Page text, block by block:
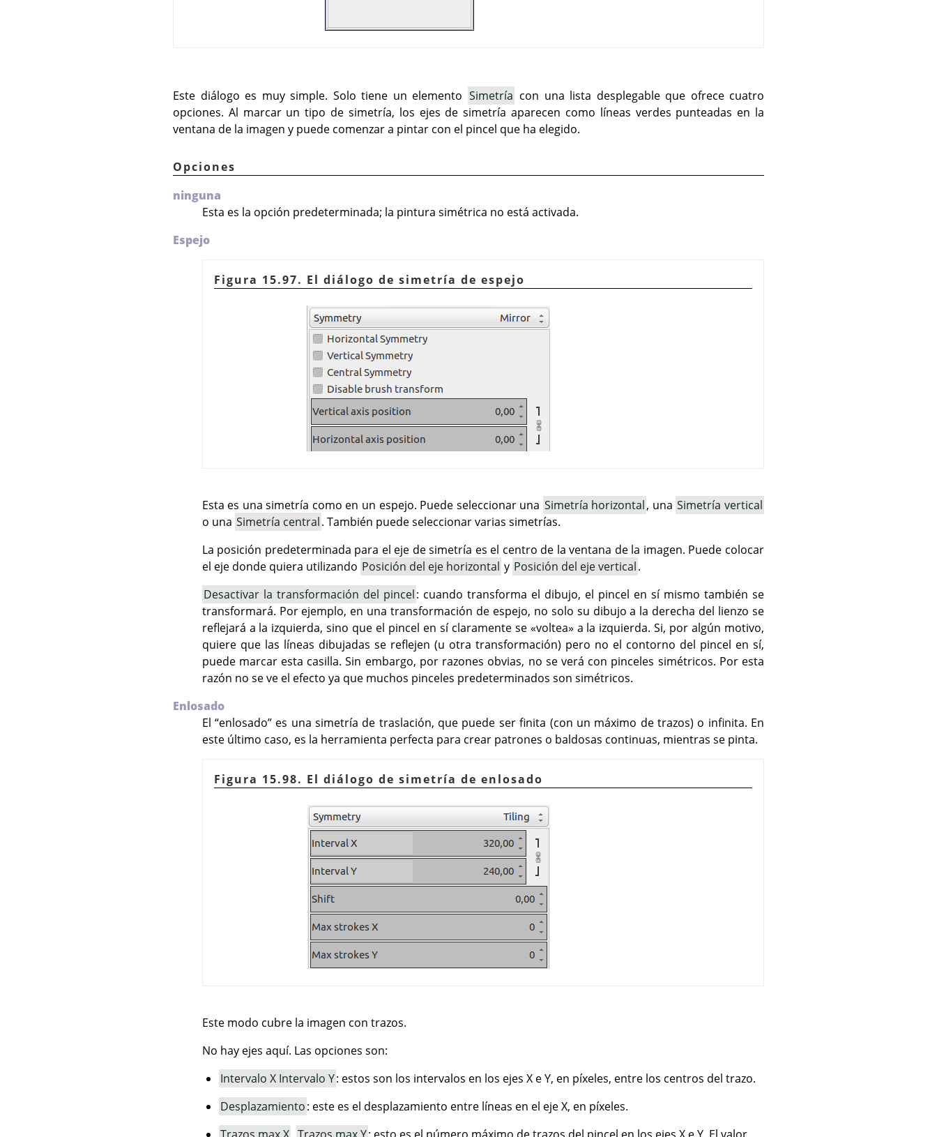
Este diálogo es muy simple. Solo tiene un elemento Simetría con una lista desplegable que ofrece cuatro
opciones. Al marcar un tipo de simetría, los ejes de simetría aparecen como líneas verdes punteadas en la
ventana de la imagen y puede comenzar a pintar con el pincel que ha elegido.
Opciones
ninguna
Esta es la opción predeterminada; la pintura simétrica no está activada.
Espejo
Figura 15.97. El diálogo de simetría de espejo
Esta es una simetría como en un espejo. Puede seleccionar una Simetría horizontal, una Simetría vertical
o una Simetría central. También puede seleccionar varias simetrías.
La posición predeterminada para el eje de simetría es el centro de la ventana de la imagen. Puede colocar
el eje donde quiera utilizando Posición del eje horizontal y Posición del eje vertical.
Desactivar la transformación del pincel: cuando transforma el dibujo, el pincel en sí mismo también se
transformará. Por ejemplo, en una transformación de espejo, no solo su dibujo a la derecha del lienzo se
reflejará a la izquierda, sino que el pincel en sí claramente se «voltea» a la izquierda. Si, por algún motivo,
quiere que las líneas dibujadas se reflejen (u otra transformación) pero no el contorno del pincel en sí,
puede marcar esta casilla. Sin embargo, por razones obvias, no se verá con pinceles simétricos. Por esta
razón no se ve el efecto ya que muchos pinceles predeterminados son simétricos.
Enlosado
El “enlosado”es una simetría de traslación, que puede ser finita (con un máximo de trazos) o infinita. En
este último caso, es la herramienta perfecta para crear patrones o baldosas continuas, mientras se pinta.
Figura 15.98. El diálogo de simetría de enlosado
Este modo cubre la imagen con trazos.
No hay ejes aquí. Las opciones son:
Intervalo X Intervalo Y: estos son los intervalos en los ejes X e Y, en píxeles, entre los centros del trazo.
Desplazamiento: este es el desplazamiento entre líneas en el eje X, en píxeles.